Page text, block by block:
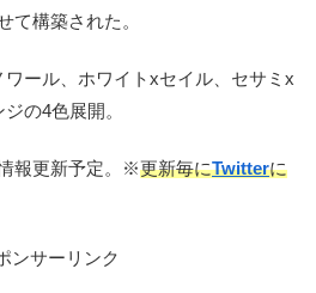
て構築された。
ール、ホワイトxセイル、セサミx
の4色展開。
報更新予定。※更新毎にTwitterに
ンサーリンク